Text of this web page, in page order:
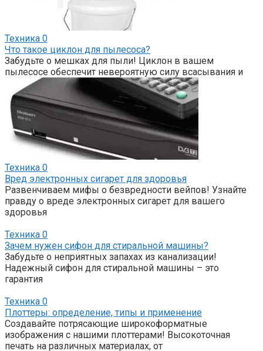
Техника 0
Что такое циклон для пылесоса?
Забудьте о мешках для пыли! Циклон в вашем
пылесосе обеспечит невероятную силу всасывания и
Техника 0
Вред электронных сигарет для здоровья
Развенчиваем мифы о безвредности вейпов! Узнайте
правду о вреде электронных сигарет для вашего
здоровья
Техника 0
Зачем нужен сифон для стиральной машины?
Забудьте о неприятных запахах из канализации!
Надежный сифон для стиральной машины – это
гарантия
Техника 0
Плоттеры: определение, типы и применение
Создавайте потрясающие широкоформатные
изображения с нашими плоттерами! Высокоточная
печать на различных материалах, от